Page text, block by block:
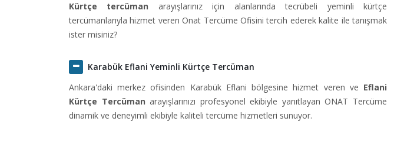
Kürtçe tercüman arayışlarınız için alanlarında tecrübeli yeminli kürtçe
tercümanlarıyla hizmet veren Onat Tercüme Ofisini tercih ederek kalite ile tanışmak
ister misiniz?
Karabük Eflani Yeminli Kürtçe Tercüman
Ankara'daki merkez ofisinden Karabük Eflani bölgesine hizmet veren ve Eflani
Kürtçe Tercüman arayışlarınızı profesyonel ekibiyle yanıtlayan ONAT Tercüme
dinamik ve deneyimli ekibiyle kaliteli tercüme hizmetleri sunuyor.